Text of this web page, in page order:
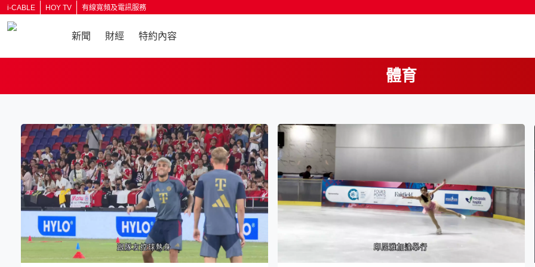
i-CABLE HOY TV 有線寬頻及電訊服務
新聞 財經 特約內容
體育